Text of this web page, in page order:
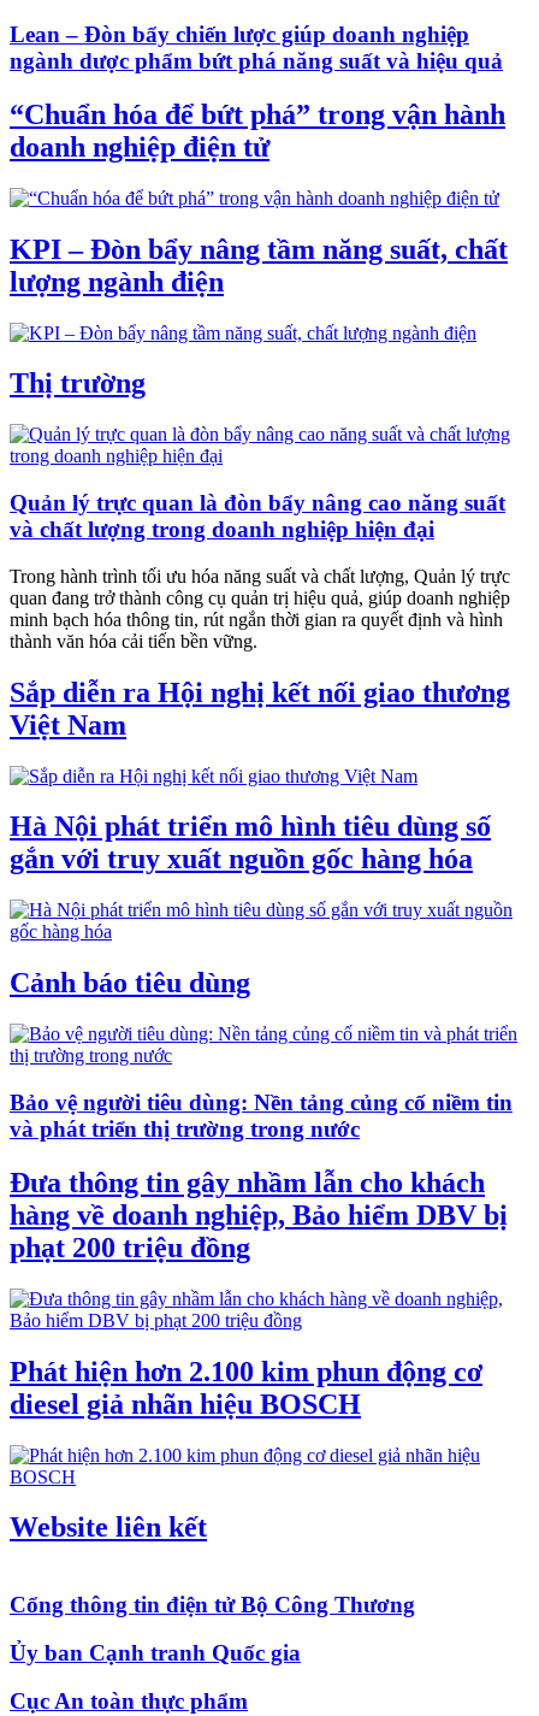
Lean – Đòn bẩy chiến lược giúp doanh nghiệp
ngành dược phẩm bứt phá năng suất và hiệu quả
“Chuẩn hóa để bứt phá” trong vận hành
doanh nghiệp điện tử
KPI – Đòn bẩy nâng tầm năng suất, chất
lượng ngành điện
Thị trường
Quản lý trực quan là đòn bẩy nâng cao năng suất
và chất lượng trong doanh nghiệp hiện đại
Trong hành trình tối ưu hóa năng suất và chất lượng, Quản lý trực
quan đang trở thành công cụ quản trị hiệu quả, giúp doanh nghiệp
minh bạch hóa thông tin, rút ngắn thời gian ra quyết định và hình
thành văn hóa cải tiến bền vững.
Sắp diễn ra Hội nghị kết nối giao thương
Việt Nam
Hà Nội phát triển mô hình tiêu dùng số
gắn với truy xuất nguồn gốc hàng hóa
Cảnh báo tiêu dùng
Bảo vệ người tiêu dùng: Nền tảng củng cố niềm tin
và phát triển thị trường trong nước
Đưa thông tin gây nhầm lẫn cho khách
hàng về doanh nghiệp, Bảo hiểm DBV bị
phạt 200 triệu đồng
Phát hiện hơn 2.100 kim phun động cơ
diesel giả nhãn hiệu BOSCH
Website liên kết
Cổng thông tin điện tử Bộ Công Thương
Ủy ban Cạnh tranh Quốc gia
Cục An toàn thực phẩm